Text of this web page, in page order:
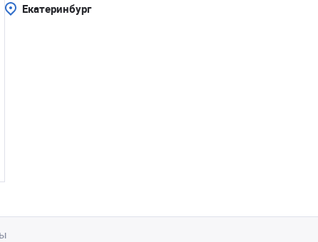
Екатеринбург